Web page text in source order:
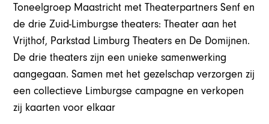
Toneelgroep Maastricht met Theaterpartners Senf en
de drie Zuid-Limburgse theaters: Theater aan het
Vrijthof, Parkstad Limburg Theaters en De Domijnen.
De drie theaters zijn een unieke samenwerking
aangegaan. Samen met het gezelschap verzorgen zij
een collectieve Limburgse campagne en verkopen
zij kaarten voor elkaar